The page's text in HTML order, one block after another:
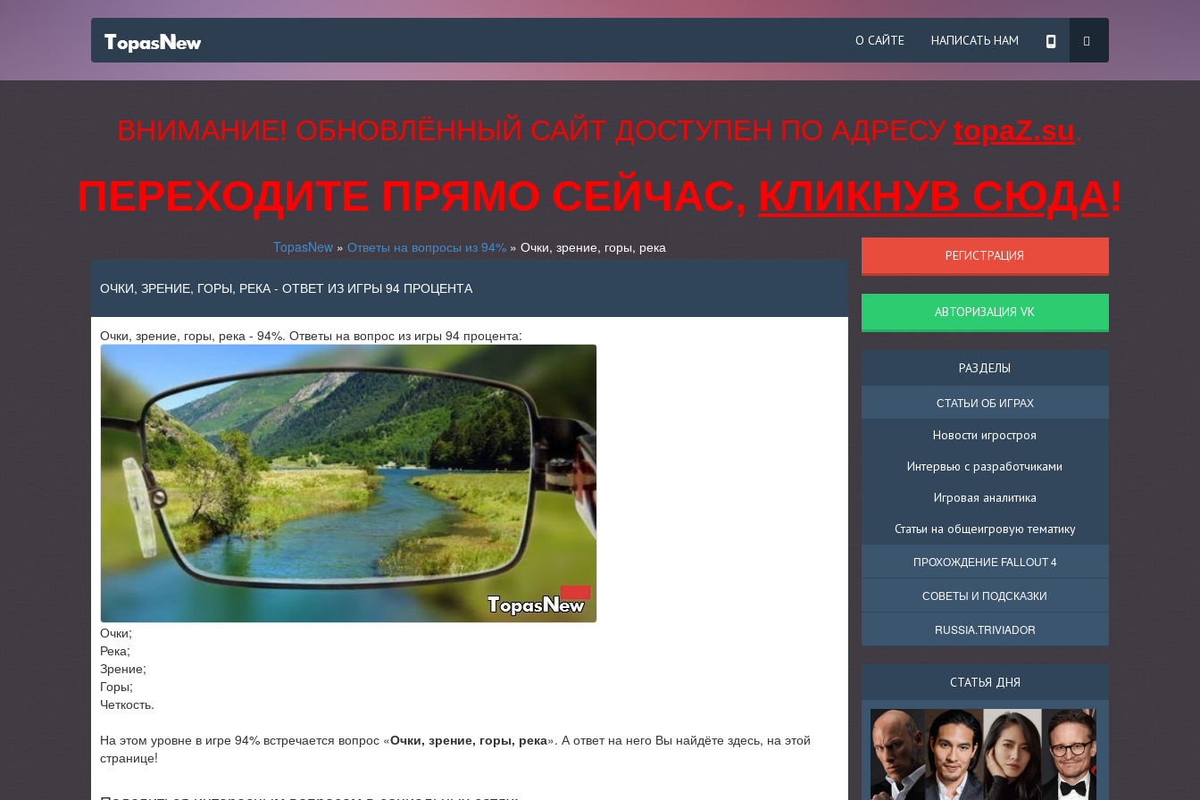
О САЙТЕ НАПИСАТЬ НАМ
ВНИМАНИЕ! ОБНОВЛЁННЫЙ САЙТ ДОСТУПЕН ПО АДРЕСУ topaZ.su.
ПЕРЕХОДИТЕ ПРЯМО СЕЙЧАС, КЛИКНУВ СЮДА!
TopasNew» Ответы на вопросы из 94%» Очки, зрение, горы, река
ОЧКИ, ЗРЕНИЕ, ГОРЫ, РЕКА - ОТВЕТ ИЗ ИГРЫ 94 ПРОЦЕНТА
Очки, зрение, горы, река - 94%. Ответы на вопрос из игры 94 процента:
Очки;
Река;
Зрение;
Горы;
Четкость.
На этом уровне в игре 94% встречается вопрос «Очки, зрение, горы, река». А ответ на него Вы найдёте здесь, на этой
странице!
РЕГИСТРАЦИЯ
АВТОРИЗАЦИЯ VK
РАЗДЕЛЫ
СТАТЬИ ОБ ИГРАХ
Новости игростроя
Интервью с разработчиками
Игровая аналитика
Статьи на общеигровую тематику
ПРОХОЖДЕНИЕ FALLOUT 4
СОВЕТЫ И ПОДСКАЗКИ
RUSSIA.TRIVIADOR
СТАТЬЯ ДНЯ